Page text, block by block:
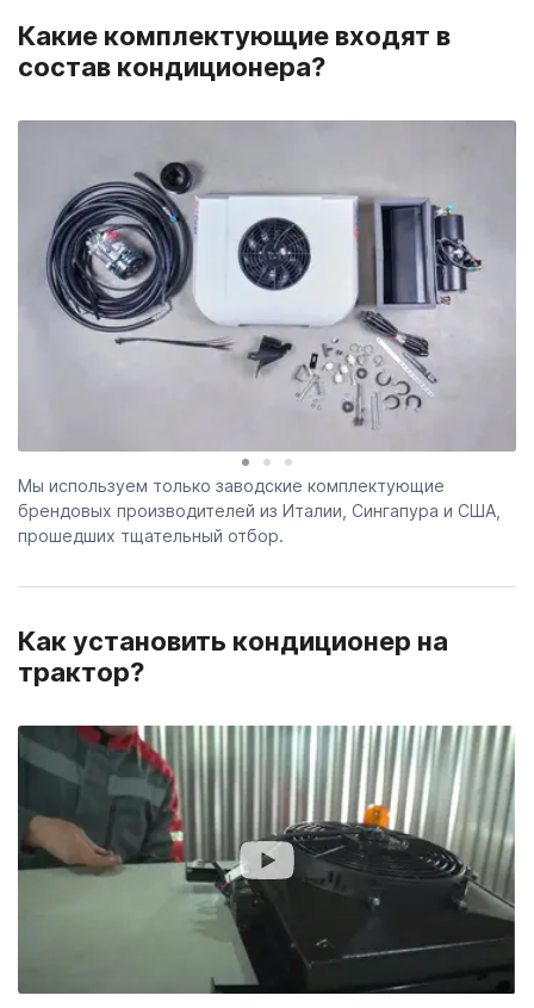
Какие комплектующие входят в
состав кондиционера?
Мы используем только заводские комплектующие
брендовых производителей из Италии, Сингапура и США,
прошедших тщательный отбор.
Как установить кондиционер на
трактор?